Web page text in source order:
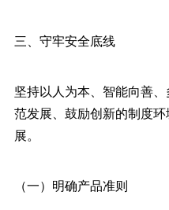
三、守牢安全底线
坚持以人为本、智能向善
范发展、鼓励创新的制度
展。
（一）明确产品准则